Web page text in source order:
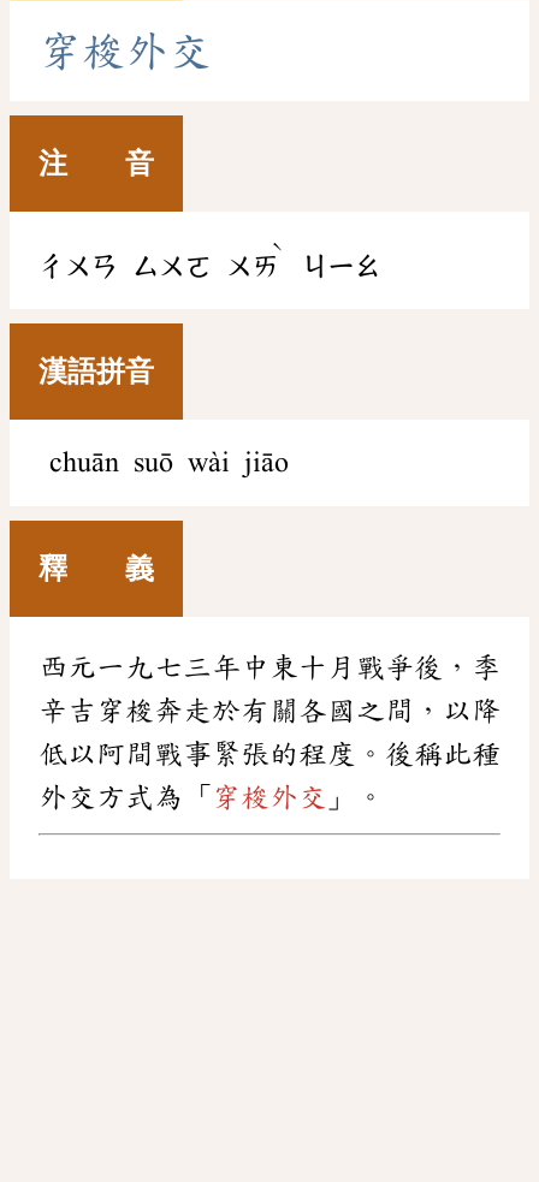
穿梭 外 交
注 音
ㄔㄨㄢ ㄙㄨㄛ ㄨㄞ
ˋ
ㄐㄧㄠ
漢語拼音
chuān suō wài jiāo
釋 義
西元一九七三年中東十月戰爭後，季
辛吉穿梭奔走於有關各國之間，以降
低以阿間戰事緊張的程度。後稱此種
外交方式為「 穿梭外交 」。